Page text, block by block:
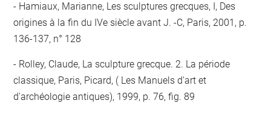
Hamiaux, Marianne, Les sculptures grecques, I, Des
origines à la fin du IVe siècle avant J. -C, Paris, 2001, p.
136-137, n° 128
Rolley, Claude, La sculpture grecque. 2. La période
classique, Paris, Picard, ( Les Manuels d'art et
d'archéologie antiques), 1999, p. 76, fig. 89